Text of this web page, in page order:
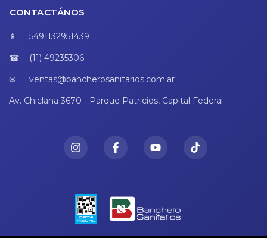
CONTACTÁNOS
5491132951439
(11) 49235306
ventas@bancherosanitarios.com.ar
Av. Chiclana 3670 - Parque Patricios, Capital Federal